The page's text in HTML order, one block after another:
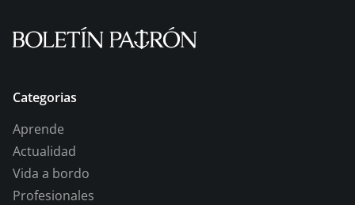
Categorias
Aprende
Actualidad
Vida a bordo
Profesionales